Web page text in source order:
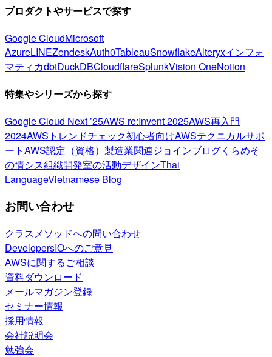
プロダクトやサービスで探す
Google CloudMicrosoft
AzureLINEZendeskAuth0TableauSnowflakeAlteryxインフォ
マティカdbtDuckDBCloudflareSplunkVision OneNotion
特集やシリーズから探す
Google Cloud Next ’25AWS re:Invent 2025AWS再入門
2024AWSトレンドチェック初心者向けAWSテクニカルサポ
ートAWS認定（資格） 製造業関連ジョインブログくらめそ
の情シス組織開発室の活動デザインThai
LanguageVietnamese Blog
お問い合わせ
クラスメソッドへの問い合わせ
DevelopersIOへのご意見
AWSに関するご相談
資料ダウンロード
メールマガジン登録
セミナー情報
採用情報
会社説明会
勉強会